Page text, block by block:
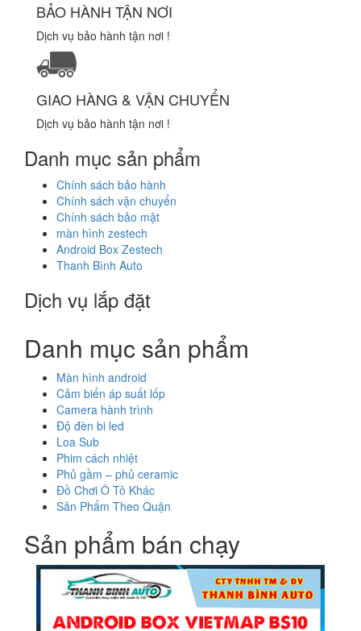
BẢO HÀNH TẬN NƠI
Dịch vụ bảo hành tận nơi !
GIAO HÀNG & VẬN CHUYỂN
Dịch vụ bảo hành tận nơi !
Danh mục sản phẩm
Chính sách bảo hành
Chính sách vận chuyển
Chính sách bảo mật
màn hình zestech
Android Box Zestech
Thanh Bình Auto
Dịch vụ lắp đặt
Danh mục sản phẩm
Màn hình android
Cảm biến áp suất lốp
Camera hành trình
Độ đèn bi led
Loa Sub
Phim cách nhiệt
Phủ gầm – phủ ceramic
Đồ Chơi Ô Tô Khác
Sản Phẩm Theo Quận
Sản phẩm bán chạy